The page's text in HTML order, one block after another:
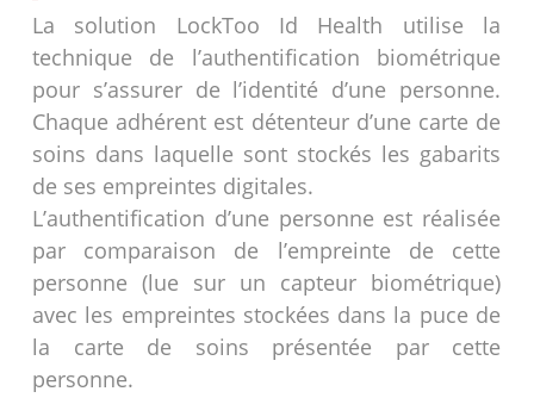
La solution LockToo Id Health utilise la
technique de l’authentification biométrique
pour s’assurer de l’identité d’une personne.
Chaque adhérent est détenteur d’une carte de
soins dans laquelle sont stockés les gabarits
de ses empreintes digitales.
L’authentification d’une personne est réalisée
par comparaison de l’empreinte de cette
personne (lue sur un capteur biométrique)
avec les empreintes stockées dans la puce de
la carte de soins présentée par cette
personne.